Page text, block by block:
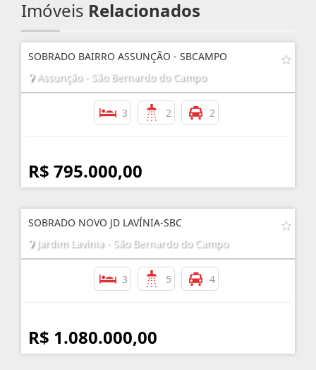
Imóveis Relacionados
SOBRADO BAIRRO ASSUNÇÃO - SBCAMPO
Assunção - São Bernardo do Campo
3 2 2
R$ 795.000,00
SOBRADO NOVO JD LAVÍNIA-SBC
Jardim Lavínia - São Bernardo do Campo
3 5 4
R$ 1.080.000,00